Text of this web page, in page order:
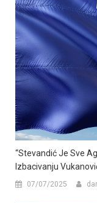
“Stevandić Je Sve
Izbacivanju
07/07/2025